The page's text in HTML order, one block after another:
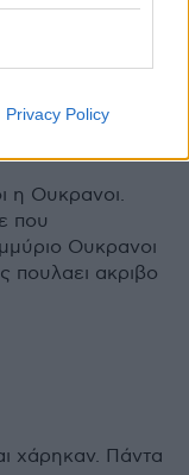
Privacy Policy
η Ουκρανοι.
που
Ουκρανοι
πουλαει ακριβο
χάρηκαν. Πάντα